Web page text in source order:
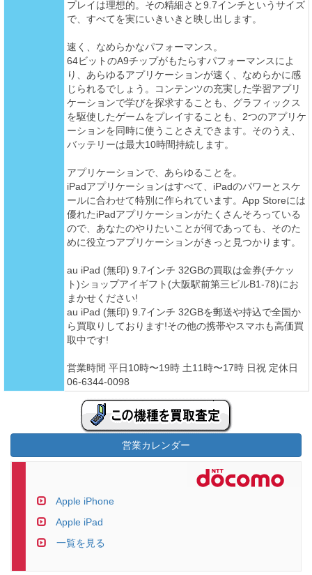
プレイは理想的。その精細さと9.7インチというサイズ
で、すべてを実にいきいきと映し出します。
速く、なめらかなパフォーマンス。
64ビットのA9チップがもたらすパフォーマンスによ
り、あらゆるアプリケーションが速く、なめらかに感
じられるでしょう。コンテンツの充実した学習アプリ
ケーションで学びを探求することも、グラフィックス
を駆使したゲームをプレイすることも、2つのアプリケ
ーションを同時に使うことさえできます。そのうえ、
バッテリーは最大10時間持続します。
アプリケーションで、あらゆることを。
iPadアプリケーションはすべて、iPadのパワーとスケ
ールに合わせて特別に作られています。App Storeには
優れたiPadアプリケーションがたくさんそろっている
ので、あなたのやりたいことが何であっても、そのた
めに役立つアプリケーションがきっと見つかります。
au iPad (無印) 9.7インチ 32GBの買取は金券(チケッ
ト)ショップアイギフト(大阪駅前第三ビルB1-78)にお
まかせください!
au iPad (無印) 9.7インチ 32GBを郵送や持込で全国か
ら買取りしております!その他の携帯やスマホも高価買
取中です!
営業時間 平日10時〜19時 土11時〜17時 日祝 定休日
06-6344-0098
営業カレンダー
Apple iPhone
Apple iPad
一覧を見る